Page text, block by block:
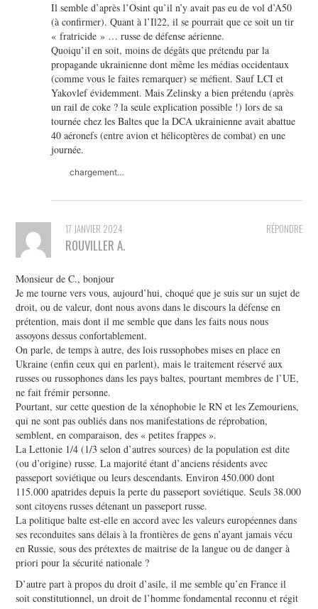
Il semble d’après l’Osint qu’il n’y avait pas eu de vol d’A50
(à confirmer). Quant à l’Il22, il se pourrait que ce soit un tir
« fratricide » … russe de défense aérienne.
Quoiqu’il en soit, moins de dégâts que prétendu par la
propagande ukrainienne dont même les médias occidentaux
(comme vous le faites remarquer) se méfient. Sauf LCI et
Yakovlef évidemment. Mais Zelinsky a bien prétendu (après
un rail de coke ? la seule explication possible !) lors de sa
tournée chez les Baltes que la DCA ukrainienne avait abattue
40 aéronefs (entre avion et hélicoptères de combat) en une
journée.
chargement…
RÉPONDRE
17 JANVIER 2024
ROUVILLER A.
Monsieur de C., bonjour
Je me tourne vers vous, aujourd’hui, choqué que je suis sur un sujet de
droit, ou de valeur, dont nous avons dans le discours la défense en
prétention, mais dont il me semble que dans les faits nous nous
assoyons dessus confortablement.
On parle, de temps à autre, des lois russophobes mises en place en
Ukraine (enfin ceux qui en parlent), mais le traitement réservé aux
russes ou russophones dans les pays baltes, pourtant membres de l’UE,
ne fait frémir personne.
Pourtant, sur cette question de la xénophobie le RN et les Zemouriens,
qui ne sont pas oubliés dans nos manifestations de réprobation,
semblent, en comparaison, des « petites frappes ».
La Lettonie 1/4 (1/3 selon d’autres sources) de la population est dite
(ou d’origine) russe. La majorité étant d’anciens résidents avec
passeport soviétique ou leurs descendants. Environ 450.000 dont
115.000 apatrides depuis la perte du passeport soviétique. Seuls 38.000
sont citoyens russes détenant un passeport russe.
La politique balte est-elle en accord avec les valeurs européennes dans
ses reconduites sans délais à la frontières de gens n’ayant jamais vécu
en Russie, sous des prétextes de maitrise de la langue ou de danger à
priori pour la sécurité nationale ?
D’autre part à propos du droit d’asile, il me semble qu’en France il
soit constitutionnel, un droit de l’homme fondamental reconnu et régit